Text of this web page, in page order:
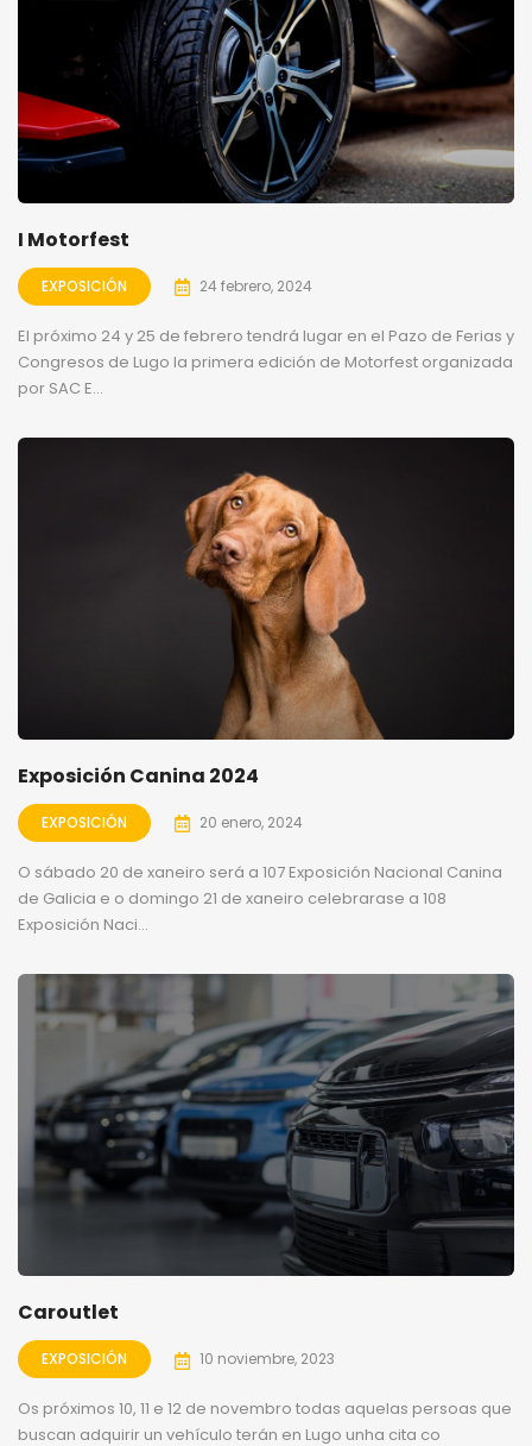
I Motorfest
EXPOSICIÓN 24 febrero, 2024
El próximo 24 y 25 de febrero tendrá lugar en el Pazo de Ferias y
Congresos de Lugo la primera edición de Motorfest organizada
por SAC E...
Exposición Canina 2024
EXPOSICIÓN 20 enero, 2024
O sábado 20 de xaneiro será a 107 Exposición Nacional Canina
de Galicia e o domingo 21 de xaneiro celebrarase a 108
Exposición Naci...
Caroutlet
EXPOSICIÓN 10 noviembre, 2023
Os próximos 10, 11 e 12 de novembro todas aquelas persoas que
buscan adquirir un vehículo terán en Lugo unha cita co